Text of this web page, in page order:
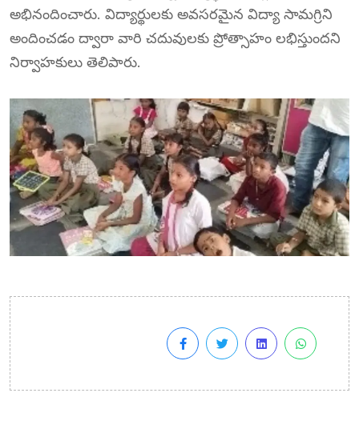
అభినందించారు. విద్యార్థులకు అవసరమైన విద్యా సామగ్రిని
అందించడం ద్వారా వారి చదువులకు ప్రోత్సాహం లభిస్తుందని
నిర్వాహకులు తెలిపారు.